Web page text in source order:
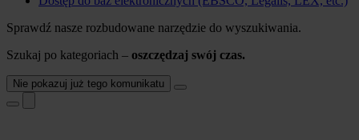
Sprawdź nasze rozbudowane narzędzie do wyszukiwania.
Szukaj po kategoriach – oszczędzaj swój czas.
Nie pokazuj już tego komunikatu